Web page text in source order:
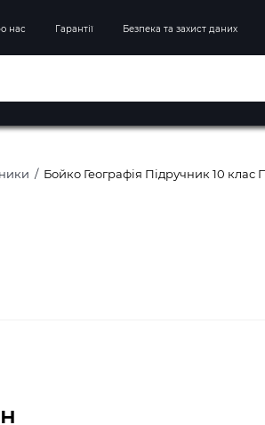
нас Гарантії Безпека та захист даних
Бойко Географія Підручник 10 клас